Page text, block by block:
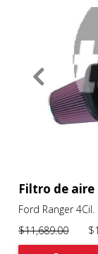
About
Services
Clients
Previous
Filtro de aire
Ford Ranger
$11,689.00